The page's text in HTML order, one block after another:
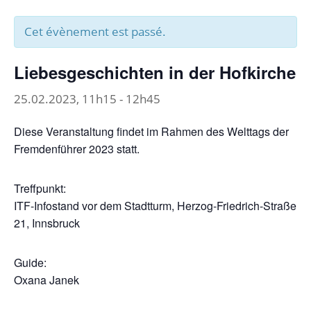
Cet évènement est passé.
Liebesgeschichten in der Hofkirche
25.02.2023, 11h15 - 12h45
Diese Veranstaltung findet im Rahmen des Welttags der
Fremdenführer 2023 statt.
Treffpunkt:
ITF-Infostand vor dem Stadtturm, Herzog-Friedrich-Straße
21, Innsbruck
Guide:
Oxana Janek